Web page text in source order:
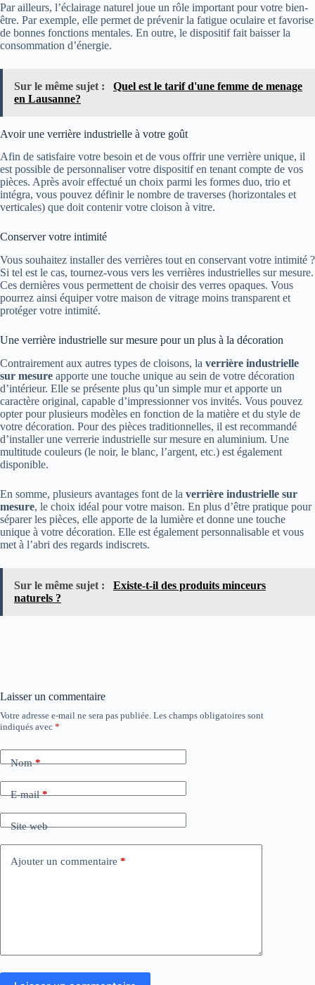
Par ailleurs, l’éclairage naturel joue un rôle important pour votre bien-
être. Par exemple, elle permet de prévenir la fatigue oculaire et favorise
de bonnes fonctions mentales. En outre, le dispositif fait baisser la
consommation d’énergie.
Sur le même sujet :
Quel est le tarif d'une femme de menage
en Lausanne?
Avoir une verrière industrielle à votre goût
Afin de satisfaire votre besoin et de vous offrir une verrière unique, il
est possible de personnaliser votre dispositif en tenant compte de vos
pièces. Après avoir effectué un choix parmi les formes duo, trio et
intégra, vous pouvez définir le nombre de traverses (horizontales et
verticales) que doit contenir votre cloison à vitre.
Conserver votre intimité
Vous souhaitez installer des verrières tout en conservant votre intimité ?
Si tel est le cas, tournez-vous vers les verrières industrielles sur mesure.
Ces dernières vous permettent de choisir des verres opaques. Vous
pourrez ainsi équiper votre maison de vitrage moins transparent et
protéger votre intimité.
Une verrière industrielle sur mesure pour un plus à la décoration
Contrairement aux autres types de cloisons, la verrière industrielle
sur mesure apporte une touche unique au sein de votre décoration
d’intérieur. Elle se présente plus qu’un simple mur et apporte un
caractère original, capable d’impressionner vos invités. Vous pouvez
opter pour plusieurs modèles en fonction de la matière et du style de
votre décoration. Pour des pièces traditionnelles, il est recommandé
d’installer une verrerie industrielle sur mesure en aluminium. Une
multitude couleurs (le noir, le blanc, l’argent, etc.) est également
disponible.
En somme, plusieurs avantages font de la verrière industrielle sur
mesure, le choix idéal pour votre maison. En plus d’être pratique pour
séparer les pièces, elle apporte de la lumière et donne une touche
unique à votre décoration. Elle est également personnalisable et vous
met à l’abri des regards indiscrets.
Sur le même sujet :
Existe-t-il des produits minceurs
naturels ?
Laisser un commentaire
Votre adresse e-mail ne sera pas publiée. Les champs obligatoires sont
indiqués avec *
Nom*
E-mail*
Site web
Ajouter un commentaire *